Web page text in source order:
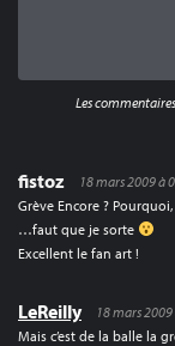
fistoz
18 mars 2009 à
Grève Encore ?
…faut que je sorte
Excellent le fan art !
LeReilly
18 mars
Mais c’est de la balle la
Les